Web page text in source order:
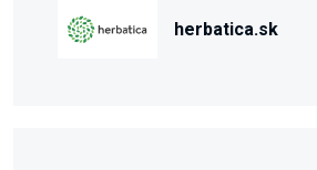
herbatica.sk